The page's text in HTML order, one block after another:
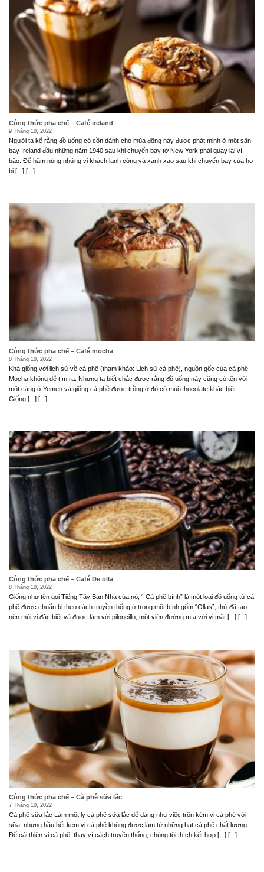
Công thức pha chế – Café ireland
9 Tháng 10, 2022
Người ta kể rằng đồ uống có cồn dành cho mùa đông này được phát minh ở một sân
bay Ireland đầu những năm 1940 sau khi chuyến bay tớ New York phải quay lại vì
bão. Để hâm nóng những vị khách lạnh cóng và xanh xao sau khi chuyến bay của họ
bị [...] [...]
Công thức pha chế – Café mocha
8 Tháng 10, 2022
Khá giống với lịch sử về cà phê (tham khảo: Lịch sử cà phê), nguồn gốc của cà phê
Mocha không dễ tìm ra. Nhưng ta biết chắc được rằng đồ uống này cũng có tên với
một cảng ở Yemen và giống cà phề được trồng ở đó có mùi chocolate khác biệt.
Giống [...] [...]
Công thức pha chế – Café De olla
8 Tháng 10, 2022
Giống như tên gọi Tiếng Tây Ban Nha của nó, “ Cà phê bình” là một loại đồ uống từ cà
phê được chuẩn bị theo cách truyền thống ở trong một bình gốm “Ollas”, thứ đã tạo
nên mùi vị đặc biệt và được làm với piloncillo, một viên đường mía với vị mật [...] [...]
Công thức pha chế – Cà phê sữa lắc
7 Tháng 10, 2022
Cà phê sữa lắc Làm một ly cà phê sữa lắc dễ dàng như việc trộn kêm vị cà phê với
sữa, nhưng hầu hết kem vị cà phê không được làm từ những hạt cà phê chất lượng.
Để cải thiện vị cà phê, thay vì cách truyền thống, chúng tôi thích kết hợp [...] [...]